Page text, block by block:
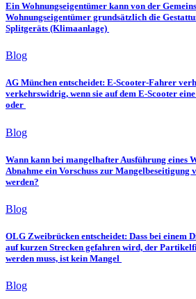
Ein Wohnungseigentümer kann von der
Wohnungseigentümer grundsätzlich die
Splitgeräts (Klimaanlage)
Blog
AG München entscheidet: E-Scooter-Fahrer
verkehrswidrig, wenn sie auf dem E-Scooter
oder
Blog
Wann kann bei mangelhafter Ausführung eines
Abnahme ein Vorschuss zur
werden?
Blog
OLG Zweibrücken entscheidet: Dass bei einem
auf kurzen Strecken gefahren wird, der
werden muss, ist kein Mangel
Blog